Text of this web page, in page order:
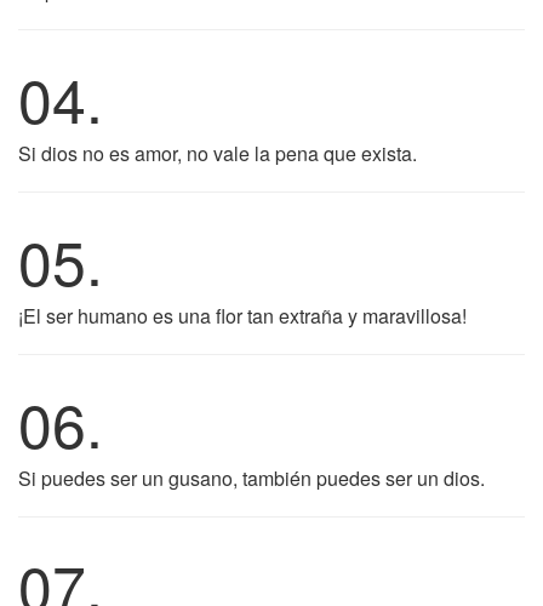
04.
Si dios no es amor, no vale la pena que exista.
05.
¡El ser humano es una flor tan extraña y maravillosa!
06.
Si puedes ser un gusano, también puedes ser un dios.
07.